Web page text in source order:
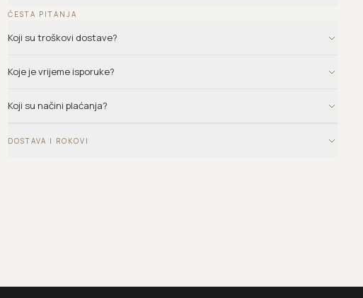
ČESTA PITANJA
Koji su troškovi dostave?
Koje je vrijeme isporuke?
Koji su načini plaćanja?
DOSTAVA I ROKOVI